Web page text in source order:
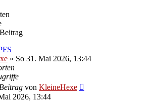
» So 31. Mai 2026, 13:44
von KleineHexe
2026, 13:44